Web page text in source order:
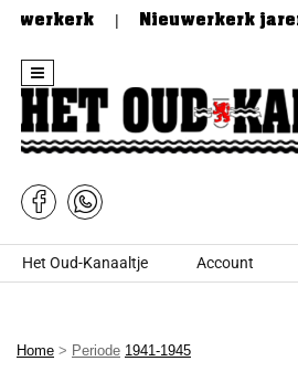
Nieuwerkerk jaren
Skip to content
Het Oud-Kanaaltje Account
Home > Periode 1941-1945